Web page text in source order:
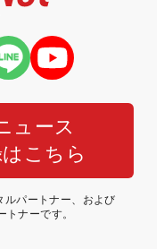
ュース
こちら
ルパートナー、および
トナーです。